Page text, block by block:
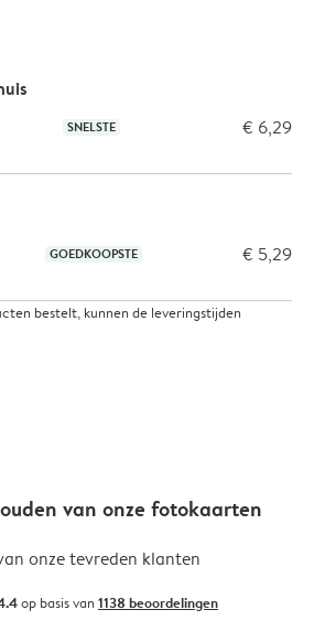
SNELSTE € 6,29
GOEDKOOPSTE € 5,29
bestelt, kunnen de leveringstijden
van onze fotokaarten
onze tevreden klanten
op basis van 1138 beoordelingen